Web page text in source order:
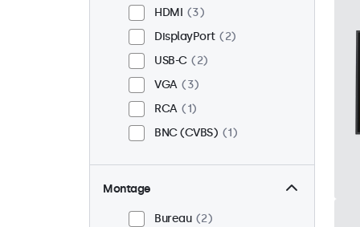
HDMI
3
DisplayPort
2
USB-C
2
VGA
3
RCA
1
BNC (CVBS)
1
Montage
Bureau
2